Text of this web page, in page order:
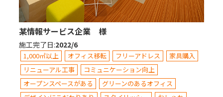
某情報サービス企業 様
施工完了日:2022/6
1,000㎡以上 オフィス移転 フリーアドレス
家具購入
リニューアル工事
コミュニケーション向上
オープンスペースがある
グリーンのあるオフィス